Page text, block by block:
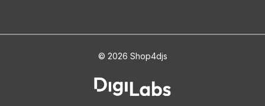
© 2026 Shop4djs